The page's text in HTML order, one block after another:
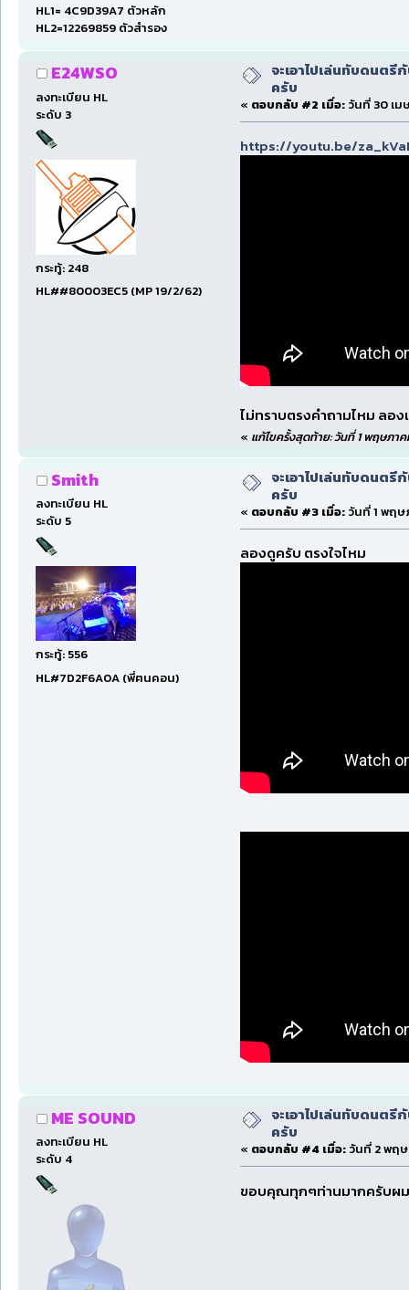
HL1= 4C9D39A7 ตัวหลัก
HL2=12269859 ตัวสำรอง
E24WSO
ลงทะเบียน HL
ระดับ 3
กระทู้: 248
HL##80003EC5 (MP 19/2/62)
จะเอาไปเล่นทับดนต
ครับ
« ตอบกลับ #2 เมื่อ: วันที่ 30 เม
https://youtu.be/
ไม่ทราบตรงคำถามไหม ลอง
« แก้ไขครั้งสุดท้าย: วันที่ 1 พฤษภา
Smith
ลงทะเบียน HL
ระดับ 5
กระทู้: 556
HL#7D2F6A0A (พี่ฅนคอน)
จะเอาไปเล่นทับดนต
ครับ
« ตอบกลับ #3 เมื่อ: วันที่ 1 พฤษ
ลองดูครับ ตรงใจไหม
ME SOUND
ลงทะเบียน HL
ระดับ 4
จะเอาไปเล่นทับดนต
ครับ
« ตอบกลับ #4 เมื่อ: วันที่ 2 พฤ
ขอบคุณทุกๆท่านมากครับผ